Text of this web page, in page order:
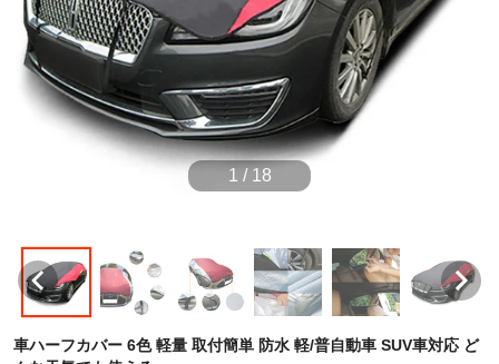
1 / 18
車ハーフカバー 6色 軽量 取付簡単 防水 軽/普自動車 SUV車対応 ど